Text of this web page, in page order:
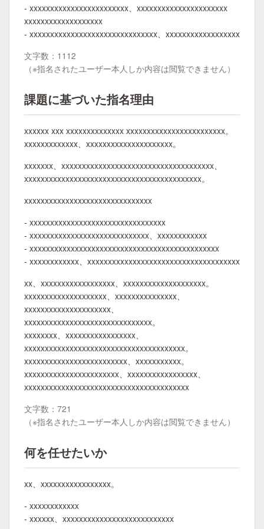
- xxxxxxxxxxxxxxxxxxxxxxxx、xxxxxxxxxxxxxxxxxxxxxx
xxxxxxxxxxxxxxxxxxx
- xxxxxxxxxxxxxxxxxxxxxxxxxxxxxxx、xxxxxxxxxxxxxxxxxx
文字数：1112
（※指名されたユーザー本人しか内容は閲覧できません）
課題に基づいた指名理由
xxxxxx xxx xxxxxxxxxxxxxx xxxxxxxxxxxxxxxxxxxxxxxx。
xxxxxxxxxxxxx、xxxxxxxxxxxxxxxxxxxxx。
xxxxxxx、xxxxxxxxxxxxxxxxxxxxxxxxxxxxxxxxxxxxx、
xxxxxxxxxxxxxxxxxxxxxxxxxxxxxxxxxxxxxxxxxxx。
xxxxxxxxxxxxxxxxxxxxxxxxxxxxxxx
- xxxxxxxxxxxxxxxxxxxxxxxxxxxxxxxxx
- xxxxxxxxxxxxxxxxxxxxxxxxxxxxx、xxxxxxxxxxxx
- xxxxxxxxxxxxxxxxxxxxxxxxxxxxxxxxxxxxxxxxxxxxxx
- xxxxxxxxxxxx、xxxxxxxxxxxxxxxxxxxxxxxxxxxxxxxxxxxxx
xx、xxxxxxxxxxxxxxxxxx、xxxxxxxxxxxxxxxxxxxx。
xxxxxxxxxxxxxxxxxxxx、xxxxxxxxxxxxxxx、
xxxxxxxxxxxxxxxxxxxxx、
xxxxxxxxxxxxxxxxxxxxxxxxxxxxxxx。
xxxxxxxx、xxxxxxxxxxxxxxxxx、
xxxxxxxxxxxxxxxxxxxxxxxxxxxxxxxxxxxxxxx。
xxxxxxxxxxxxxxxxxxxxxxxxx、xxxxxxxxxxx。
xxxxxxxxxxxxxxxxxxxxxxx、xxxxxxxxxxxxxxxxx、
xxxxxxxxxxxxxxxxxxxxxxxxxxxxxxxxxxxxxxxx
文字数：721
（※指名されたユーザー本人しか内容は閲覧できません）
何を任せたいか
xx、xxxxxxxxxxxxxxxxx。
- xxxxxxxxxxxx
- xxxxxx、xxxxxxxxxxxxxxxxxxxxxxxxxxx